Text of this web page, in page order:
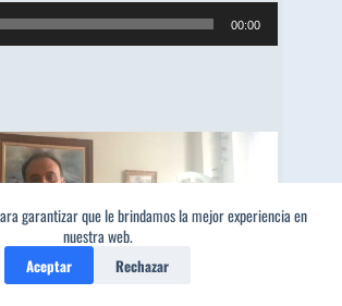
garantizar que le brindamos la mejor experiencia en
nuestra web.
Aceptar Rechazar
00:00